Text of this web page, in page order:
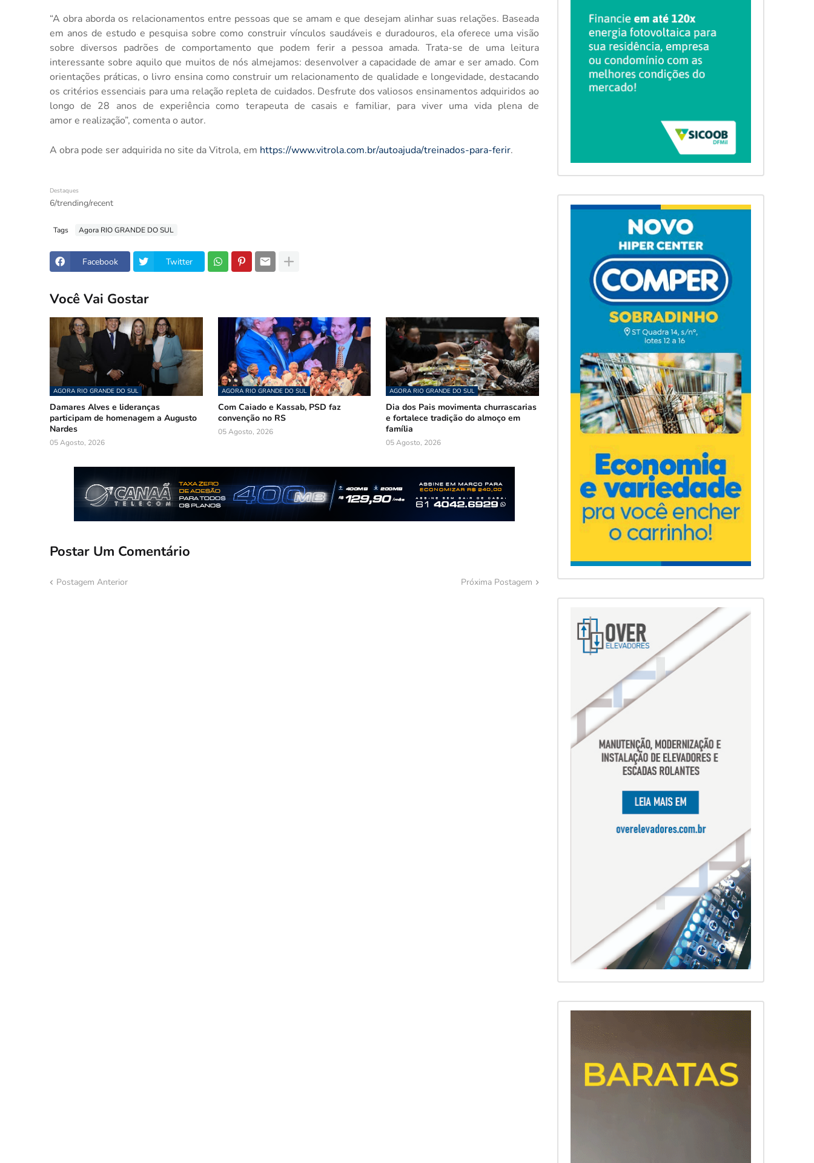
“A obra aborda os relacionamentos entre pessoas que se amam e que desejam alinhar suas relações. Baseada
em anos de estudo e pesquisa sobre como construir vínculos saudáveis e duradouros, ela oferece uma visão
sobre diversos padrões de comportamento que podem ferir a pessoa amada. Trata-se de uma leitura
interessante sobre aquilo que muitos de nós almejamos: desenvolver a capacidade de amar e ser amado. Com
orientações práticas, o livro ensina como construir um relacionamento de qualidade e longevidade, destacando
os critérios essenciais para uma relação repleta de cuidados. Desfrute dos valiosos ensinamentos adquiridos ao
longo de 28 anos de experiência como terapeuta de casais e familiar, para viver uma vida plena de
amor e realização”, comenta o autor.
A obra pode ser adquirida no site da Vitrola, em https://www.vitrola.com.br/autoajuda/treinados-para-ferir.
Destaques
6/trending/recent
Tags Agora RIO GRANDE DO SUL
Facebook Twitter
Você Vai Gostar
AGORA RIO GRANDE DO SUL
Damares Alves e lideranças
participam de homenagem a Augusto
Nardes
05 Agosto, 2026
AGORA RIO GRANDE DO SUL
Com Caiado e Kassab, PSD faz
convenção no RS
05 Agosto, 2026
AGORA RIO GRANDE DO SUL
Dia dos Pais movimenta churrascarias
e fortalece tradição do almoço em
família
05 Agosto, 2026
Postar Um Comentário
Postagem Anterior Próxima Postagem